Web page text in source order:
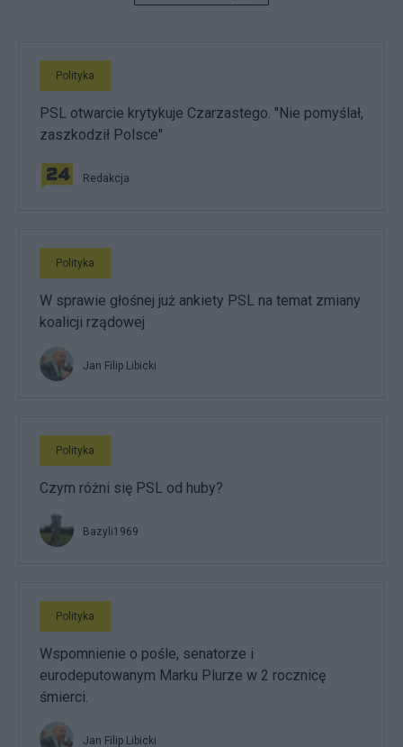
Polityka
PSL otwarcie krytykuje Czarzastego. "Nie pomyślał,
zaszkodził Polsce"
Redakcja
Polityka
W sprawie głośnej już ankiety PSL na temat zmiany
koalicji rządowej
Jan Filip Libicki
Polityka
Czym różni się PSL od huby?
Bazyli1969
Polityka
Wspomnienie o pośle, senatorze i
eurodeputowanym Marku Plurze w 2 rocznicę
śmierci.
Jan Filip Libicki